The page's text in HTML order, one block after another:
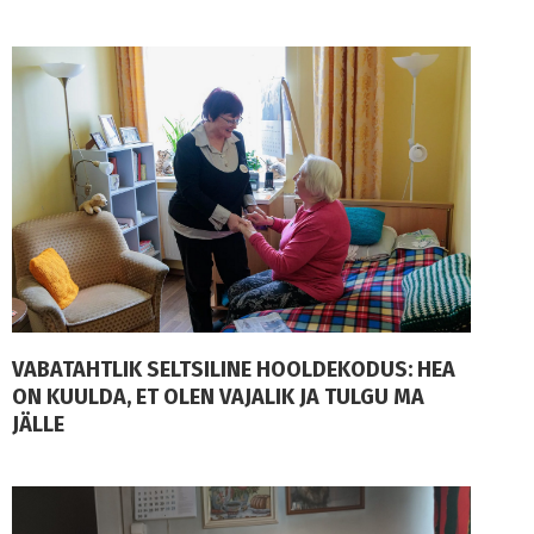
VABATAHTLIK SELTSILINE HOOLDEKODUS: HEA
ON KUULDA, ET OLEN VAJALIK JA TULGU MA
JÄLLE